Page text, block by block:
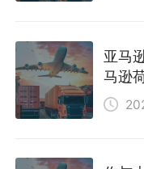
亚马
马逊